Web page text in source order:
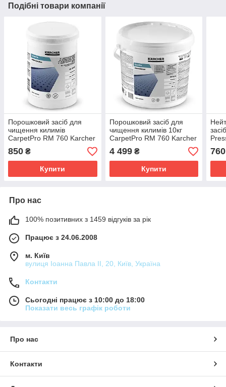
Подібні товари компанії
Порошковий засіб для
чищення килимів
CarpetPro RM 760 Karcher
6.295-849.0
850 ₴
Купити
Порошковий засіб для
чищення килимів 10кг
CarpetPro RM 760 Karcher
6.295-847.0
4 499₴
Купити
760
Про нас
100% позитивних з 1459 відгуків за рік
Працює з 24.06.2008
м. Київ
вулиця Іоанна Павла ІІ, 20, Київ, Україна
Контакти
Сьогодні працює з 10:00 до 18:00
Показати весь графік роботи
Про нас
Контакти